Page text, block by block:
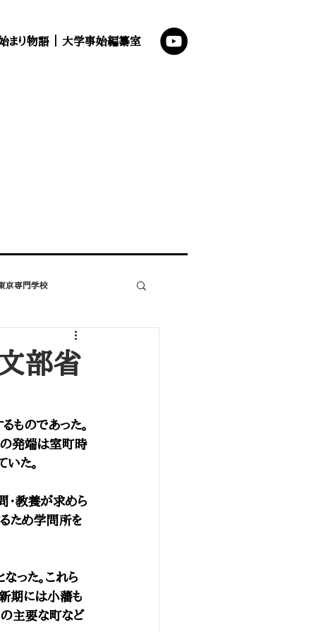
まり物語 大学事始編纂室
京専門学校
部省
のであった。
の発端は室町時
た。
教養が求めら
ため学問所を
った。これら
期には小藩も
の主要な町など